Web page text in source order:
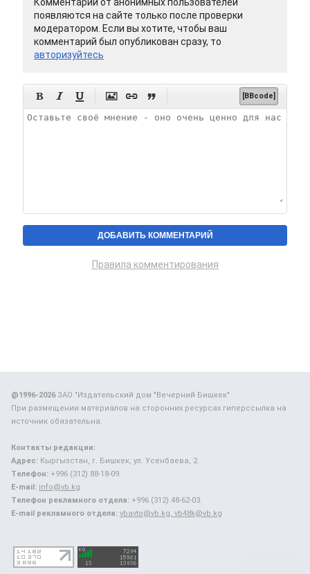
Комментарии от анонимных пользователей
появляются на сайте только после проверки
модератором. Если вы хотите, чтобы ваш
комментарий был опубликован сразу, то
авторизуйтесь
      [BBcode]
Правила комментирования
@1996-2026ЗАО "Издательский дом "Вечерний Бишкек"
При размещении материалов на сторонних ресурсах гиперссылка на
источник обязательна.
Контакты редакции:
Адрес: Кыргызстан, г. Бишкек, ул. Усенбаева, 2.
Телефон: +996 (312) 88-18-09.
E-mail: info@vb.kg
Телефон рекламного отдела: +996 (312) 48-62-03.
E-mail рекламного отдела: vbavto@vb.kg, vb48k@vb.kg